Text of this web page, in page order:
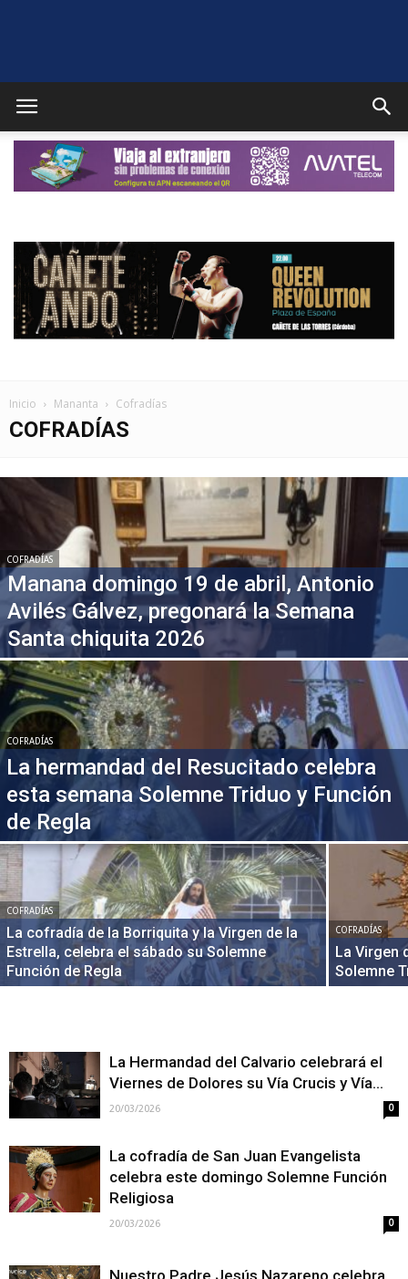
Puente
Genil
Noticias
Inicio Mananta Cofradías
COFRADÍAS
COFRADÍAS
Manana domingo 19 de abril, Antonio
Avilés Gálvez, pregonará la Semana
Santa chiquita 2026
COFRADÍAS
La hermandad del Resucitado celebra
esta semana Solemne Triduo y Función
de Regla
COFRADÍAS
La cofradía de la Borriquita y la Virgen de la
Estrella, celebra el sábado su Solemne
Función de Regla
COFRADÍAS
La Virgen
Solemne
La Hermandad del Calvario celebrará el
Viernes de Dolores su Vía Crucis y Vía...
20/03/2026 0
La cofradía de San Juan Evangelista
celebra este domingo Solemne Función
Religiosa
20/03/2026 0
Nuestro Padre Jesús Nazareno celebra